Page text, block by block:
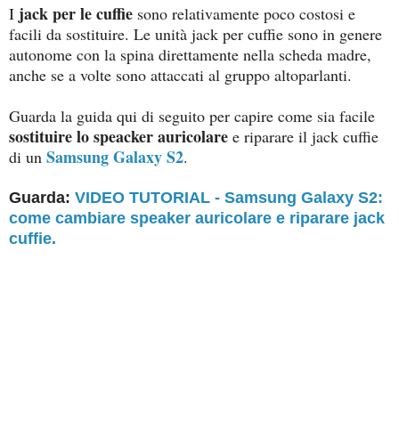
I jack per le cuffie sono relativamente poco costosi e
facili da sostituire. Le unità jack per cuffie sono in genere
autonome con la spina direttamente nella scheda madre,
anche se a volte sono attaccati al gruppo altoparlanti.
Guarda la guida qui di seguito per capire come sia facile
sostituire lo speacker auricolare e riparare il jack cuffie
di un Samsung Galaxy S2.
Guarda: VIDEO TUTORIAL - Samsung Galaxy S2:
come cambiare speaker auricolare e riparare jack
cuffie.